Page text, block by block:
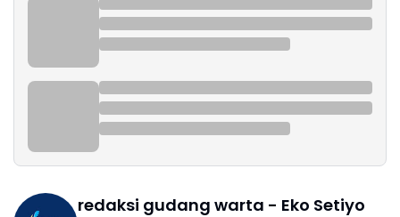
redaksi gudang warta - Eko Setiyo